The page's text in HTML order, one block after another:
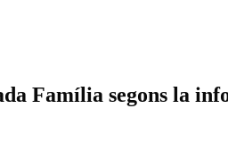
Família segons la